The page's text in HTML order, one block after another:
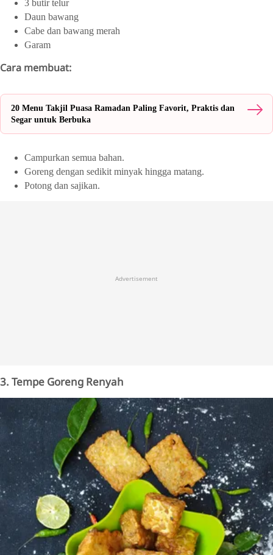
3 butir telur
Daun bawang
Cabe dan bawang merah
Garam
Cara membuat:
20 Menu Takjil Puasa Ramadan Paling Favorit, Praktis dan
Segar untuk Berbuka
Campurkan semua bahan.
Goreng dengan sedikit minyak hingga matang.
Potong dan sajikan.
Advertisement
3. Tempe Goreng Renyah